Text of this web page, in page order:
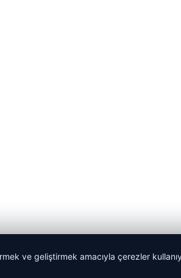
ve geliştirmek amacıyla çerezler